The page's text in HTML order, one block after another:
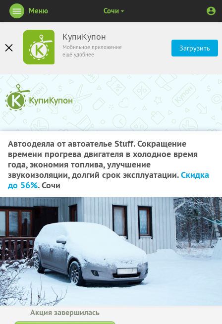
КупиКупон
Мобильное приложение
ещё удобнее
Загрузить
Меню Сочи
Автоодеяла от автоателье Stuff. Сокращение
времени прогрева двигателя в холодное время
года, экономия топлива, улучшение
звукоизоляции, долгий срок эксплуатации.Скидка
до 56%. Сочи
Акция завершилась